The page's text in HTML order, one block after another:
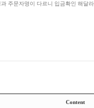
주문자명이 다르니 입금확인 해달
Content